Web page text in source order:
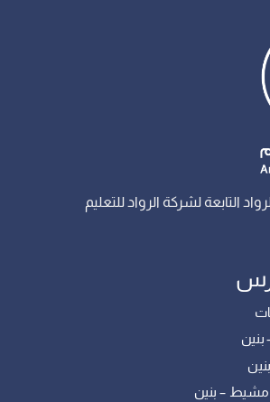
التابعة لشركة الرواد للتعليم
بنين
– بنين